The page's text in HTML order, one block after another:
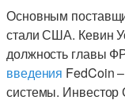
Основным
стали США. Кевин
должность главы
введения FedCoin
системы. Инвестор